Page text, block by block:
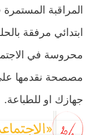
المراقبة
ابتدائي مرفقة
محروسة في
مصصحة نقدمها
جهازك او للطباعة.